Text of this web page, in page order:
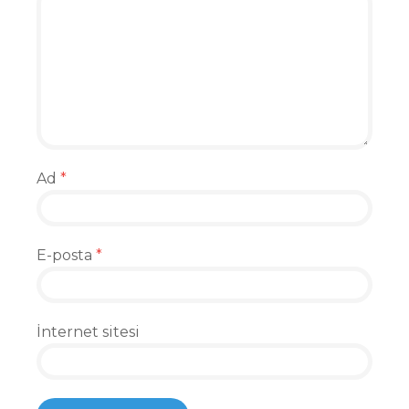
Ad *
E-posta *
İnternet sitesi